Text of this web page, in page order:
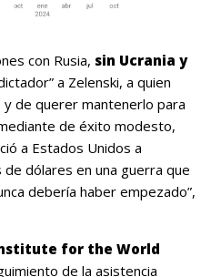
con Rusia, sin Ucrania y
a Zelenski, a quien
y de querer mantenerlo para
de éxito modesto,
a Estados Unidos a
dólares en una guerra que
debería haber empezado”,
for the World
de la asistencia